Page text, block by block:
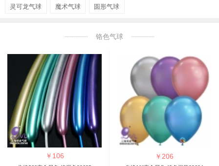
灵可龙气球 魔术气球 圆形气球
铬色气球
￥ 106 ￥ 206